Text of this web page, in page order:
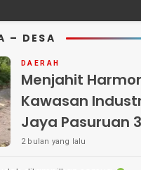
– DESA
DAERAH
Menjahit
Kawasan
Jaya Pasuruan
Warga
2 bulan yang lalu